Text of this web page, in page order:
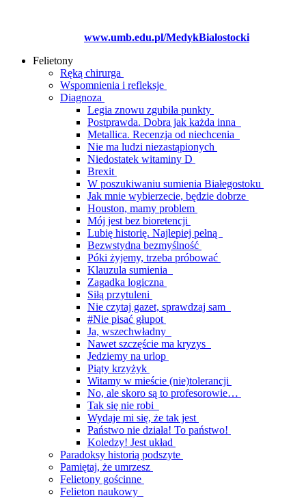
www.umb.edu.pl/MedykBialostocki
Felietony
Ręką chirurga
Wspomnienia i refleksje
Diagnoza
Legia znowu zgubiła punkty
Postprawda. Dobra jak każda inna
Metallica. Recenzja od niechcenia
Nie ma ludzi niezastąpionych
Niedostatek witaminy D
Brexit
W poszukiwaniu sumienia Białegostoku
Jak mnie wybierzecie, będzie dobrze
Houston, mamy problem
Mój jest bez bioretencji
Lubię historię. Najlepiej pełną
Bezwstydna bezmyślność
Póki żyjemy, trzeba próbować
Klauzula sumienia
Zagadka logiczna
Siłą przytuleni
Nie czytaj gazet, sprawdzaj sam
#Nie pisać głupot
Ja, wszechwładny
Nawet szczęście ma kryzys
Jedziemy na urlop
Piąty krzyżyk
Witamy w mieście (nie)tolerancji
No, ale skoro są to profesorowie…
Tak się nie robi
Wydaje mi się, że tak jest
Państwo nie działa! To państwo!
Koledzy! Jest układ
Paradoksy historią podszyte
Pamiętaj, że umrzesz
Felietony gościnne
Felieton naukowy